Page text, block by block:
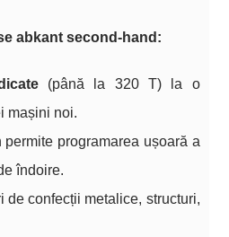
abkant second‑hand:
(până la 320 T) la o
mașini noi.
programarea ușoară a
îndoire.
de confecții metalice, structuri,